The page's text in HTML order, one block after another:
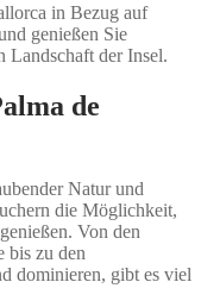
in Bezug auf
genießen Sie
Landschaft der Insel.
de
Natur und
die Möglichkeit,
Von den
bis zu den
dominieren, gibt es viel